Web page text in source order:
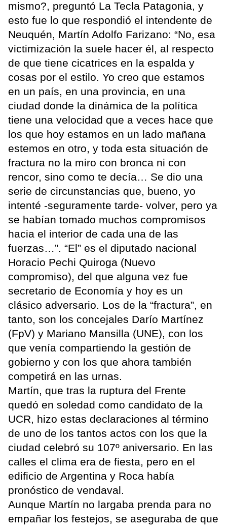
mismo?, preguntó La Tecla Patagonia, y
esto fue lo que respondió el intendente de
Neuquén, Martín Adolfo Farizano: “No, esa
victimización la suele hacer él, al respecto
de que tiene cicatrices en la espalda y
cosas por el estilo. Yo creo que estamos
en un país, en una provincia, en una
ciudad donde la dinámica de la política
tiene una velocidad que a veces hace que
los que hoy estamos en un lado mañana
estemos en otro, y toda esta situación de
fractura no la miro con bronca ni con
rencor, sino como te decía… Se dio una
serie de circunstancias que, bueno, yo
intenté -seguramente tarde- volver, pero ya
se habían tomado muchos compromisos
hacia el interior de cada una de las
fuerzas…”. “El” es el diputado nacional
Horacio Pechi Quiroga (Nuevo
compromiso), del que alguna vez fue
secretario de Economía y hoy es un
clásico adversario. Los de la “fractura”, en
tanto, son los concejales Darío Martínez
(FpV) y Mariano Mansilla (UNE), con los
que venía compartiendo la gestión de
gobierno y con los que ahora también
competirá en las urnas.
Martín, que tras la ruptura del Frente
quedó en soledad como candidato de la
UCR, hizo estas declaraciones al término
de uno de los tantos actos con los que la
ciudad celebró su 107º aniversario. En las
calles el clima era de fiesta, pero en el
edificio de Argentina y Roca había
pronóstico de vendaval.
Aunque Martín no largaba prenda para no
empañar los festejos, se aseguraba de que